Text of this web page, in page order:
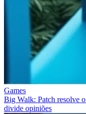
Games
Big Walk: Patch resolve
divide opiniões